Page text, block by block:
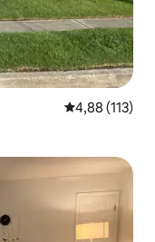
Évaluation
4,88 (113)